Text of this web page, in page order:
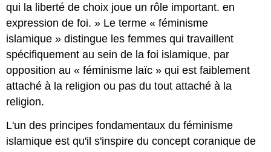
qui la liberté de choix joue un rôle important. en
expression de foi. » Le terme « féminisme
islamique » distingue les femmes qui travaillent
spécifiquement au sein de la foi islamique, par
opposition au « féminisme laïc » qui est faiblement
attaché à la religion ou pas du tout attaché à la
religion.
L'un des principes fondamentaux du féminisme
islamique est qu'il s'inspire du concept coranique de